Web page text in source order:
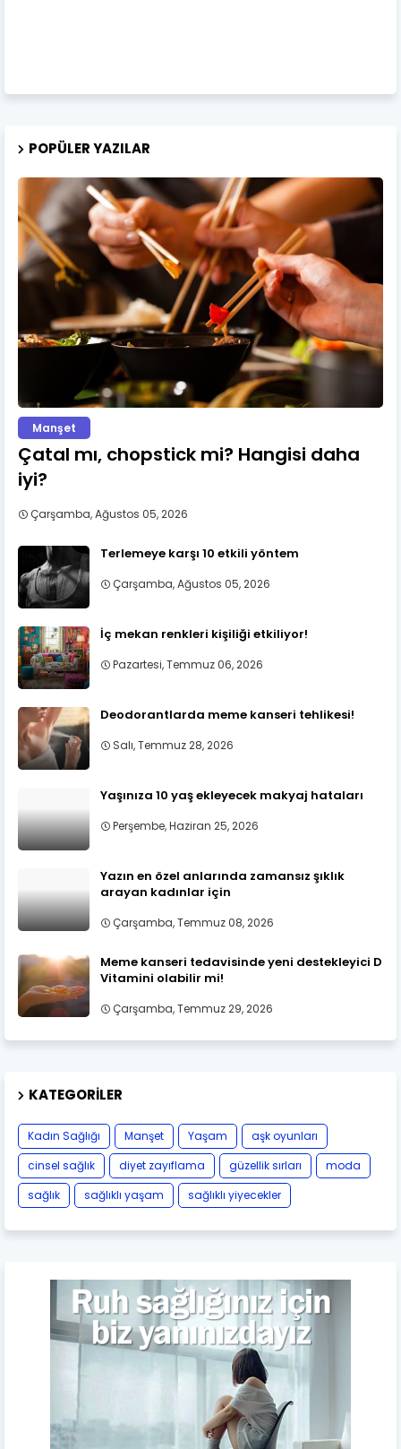
POPÜLER YAZILAR
Manşet
Çatal mı, chopstick mi? Hangisi daha
iyi?
Çarşamba, Ağustos 05, 2026
Terlemeye karşı 10 etkili yöntem
Çarşamba, Ağustos 05, 2026
İç mekan renkleri kişiliği etkiliyor!
Pazartesi, Temmuz 06, 2026
Deodorantlarda meme kanseri tehlikesi!
Salı, Temmuz 28, 2026
Yaşınıza 10 yaş ekleyecek makyaj hataları
Perşembe, Haziran 25, 2026
Yazın en özel anlarında zamansız şıklık
arayan kadınlar için
Çarşamba, Temmuz 08, 2026
Meme kanseri tedavisinde yeni destekleyici D
Vitamini olabilir mi!
Çarşamba, Temmuz 29, 2026
KATEGORILER
Kadın Sağlığı Manşet Yaşam
aşk oyunları
cinsel sağlık
diyet zayıflama güzellik sırları
moda
sağlık
sağlıklı yaşam sağlıklı yiyecekler